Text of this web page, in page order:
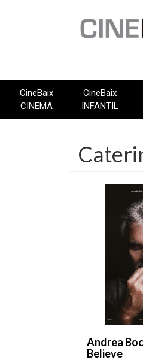
CineBaix
CINEMA
CineBaix
INFANTIL
Andrea
Believe